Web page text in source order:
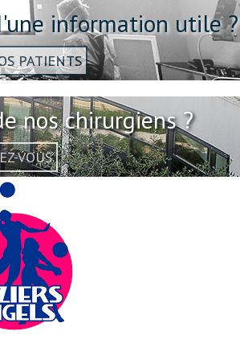
information utile ?
PATIENTS
nos chirurgiens ?
VOUS